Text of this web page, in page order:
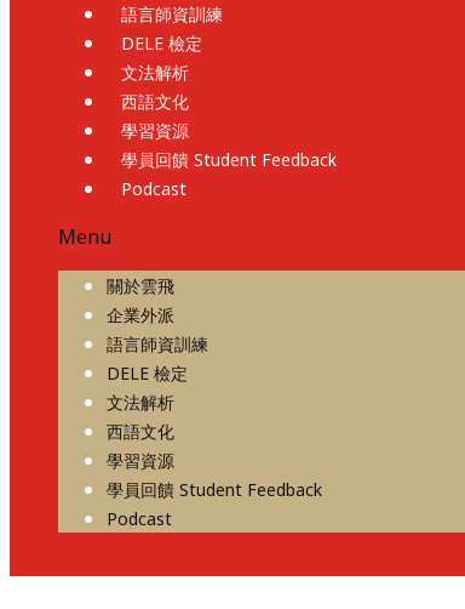
語言師資訓練
DELE 檢定
文法解析
西語文化
學習資源
學員回饋 Student Feedback
Podcast
Menu
關於雲飛
企業外派
語言師資訓練
DELE 檢定
文法解析
西語文化
學習資源
學員回饋 Student Feedback
Podcast